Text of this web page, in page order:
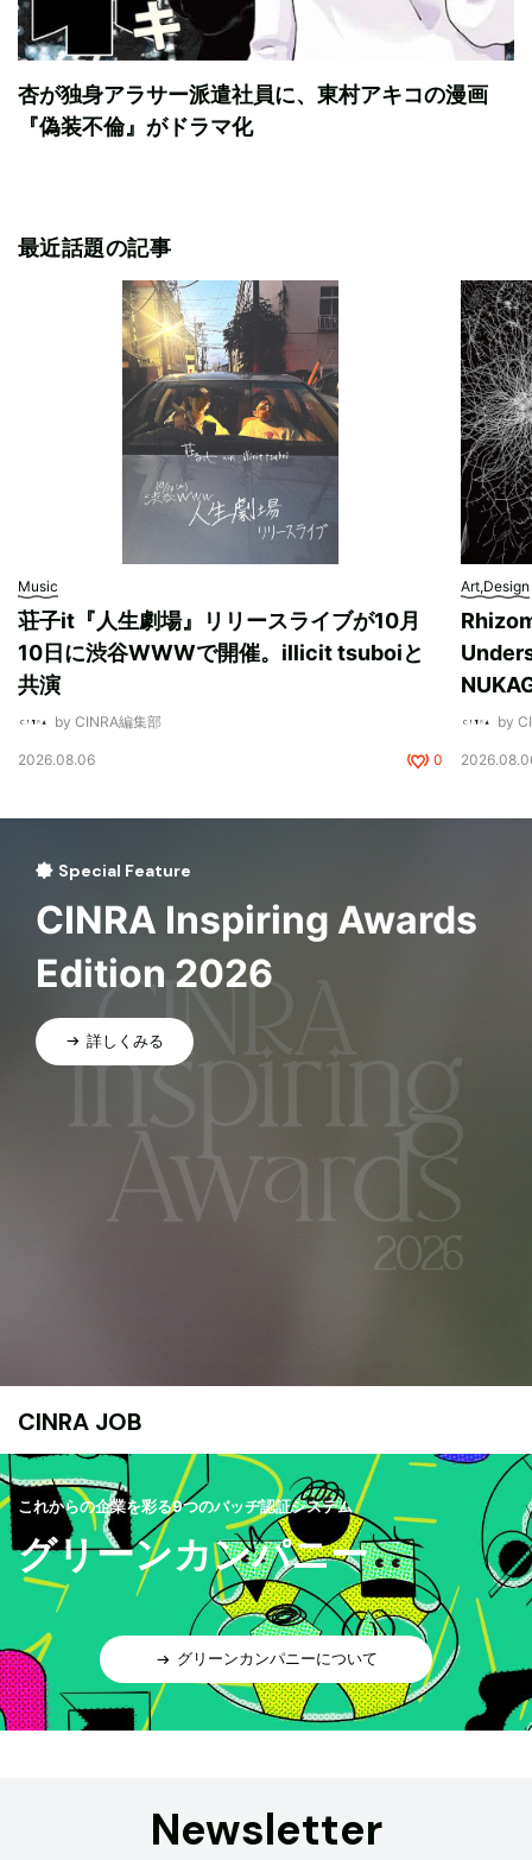
杏が独身アラサー派遣社員に、東村アキコの漫画
『偽装不倫』がドラマ化
最近話題の記事
Music
荘子it『人生劇場』リリースライブが10月
10日に渋谷WWWで開催。illicit tsuboiと
共演
by CINRA編集部
2026.08.06 0
Art,Design
by
Special Feature
CINRA Inspiring Awards
Edition 2026
詳しくみる
CINRA JOB
これからの企業を彩る9つのバッヂ認証システム
グリーンカンパニー
グリーンカンパニーについて
Newsletter